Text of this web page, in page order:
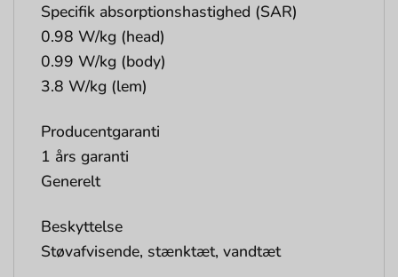
Specifik absorptionshastighed (SAR)
0.98 W/kg (head)
0.99 W/kg (body)
3.8 W/kg (lem)
Producentgaranti
1 års garanti
Generelt
Beskyttelse
Støvafvisende, stænktæt, vandtæt